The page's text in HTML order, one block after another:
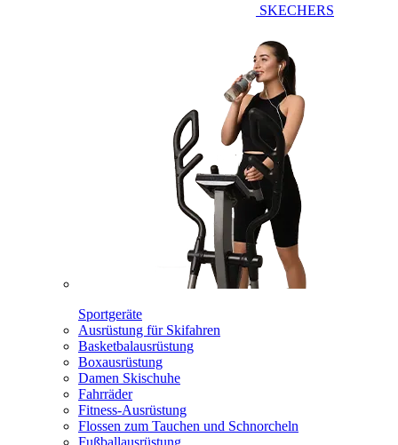
SKECHERS
Sportgeräte
Ausrüstung für Skifahren
Basketbalausrüstung
Boxausrüstung
Damen Skischuhe
Fahrräder
Fitness-Ausrüstung
Flossen zum Tauchen und Schnorcheln
Fußballausrüstung